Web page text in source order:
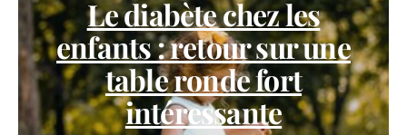
Le diabète chez les
enfants : retour sur une
table ronde fort
intéressante